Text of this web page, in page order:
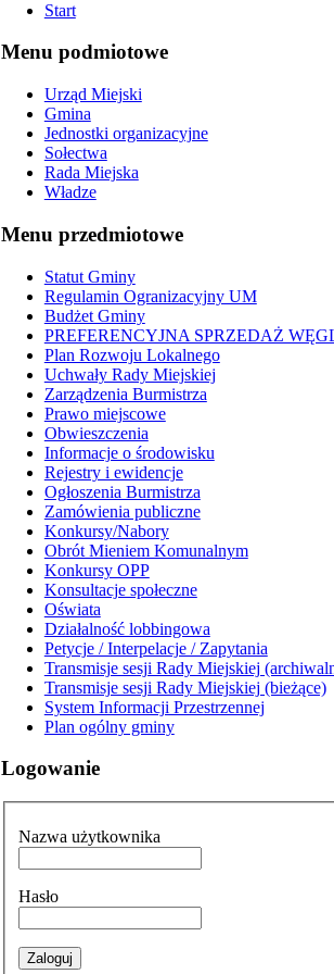
Start
Menu podmiotowe
Urząd Miejski
Gmina
Jednostki organizacyjne
Sołectwa
Rada Miejska
Władze
Menu przedmiotowe
Statut Gminy
Regulamin Ogranizacyjny UM
Budżet Gminy
PREFERENCYJNA SPRZEDAŻ
Plan Rozwoju Lokalnego
Uchwały Rady Miejskiej
Zarządzenia Burmistrza
Prawo miejscowe
Obwieszczenia
Informacje o środowisku
Rejestry i ewidencje
Ogłoszenia Burmistrza
Zamówienia publiczne
Konkursy/Nabory
Obrót Mieniem Komunalnym
Konkursy OPP
Konsultacje społeczne
Oświata
Działalność lobbingowa
Petycje / Interpelacje / Zapytania
Transmisje sesji Rady Miejskiej
Transmisje sesji Rady Miejskiej (bieżące)
System Informacji Przestrzennej
Plan ogólny gminy
Logowanie
Nazwa użytkownika
Hasło